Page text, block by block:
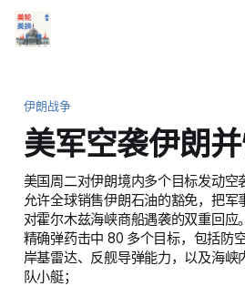
伊朗战争
美军空袭伊朗
美国周二对伊朗境内多个目标发动空
允许全球销售伊朗石油的豁免，把军
对霍尔木兹海峡商船遇袭的双重回应
精确弹药击中 80 多个目标，包括防
岸基雷达、反舰导弹能力，以及海峡
队小艇；